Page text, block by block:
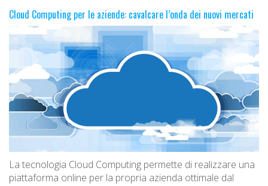
Cloud Computing per le aziende: cavalcare l’onda dei nuovi mercati
La tecnologia Cloud Computing permette di realizzare una
piattaforma online per la propria azienda ottimale dal